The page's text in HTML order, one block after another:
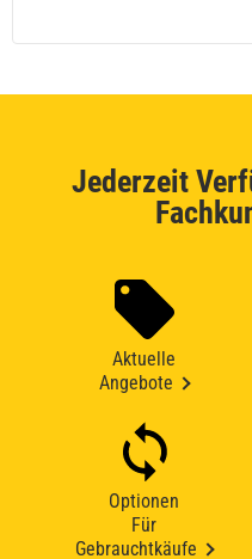
Jederzeit
Aktuelle
Angebote
Optionen
Für
Gebrauchtkäufe